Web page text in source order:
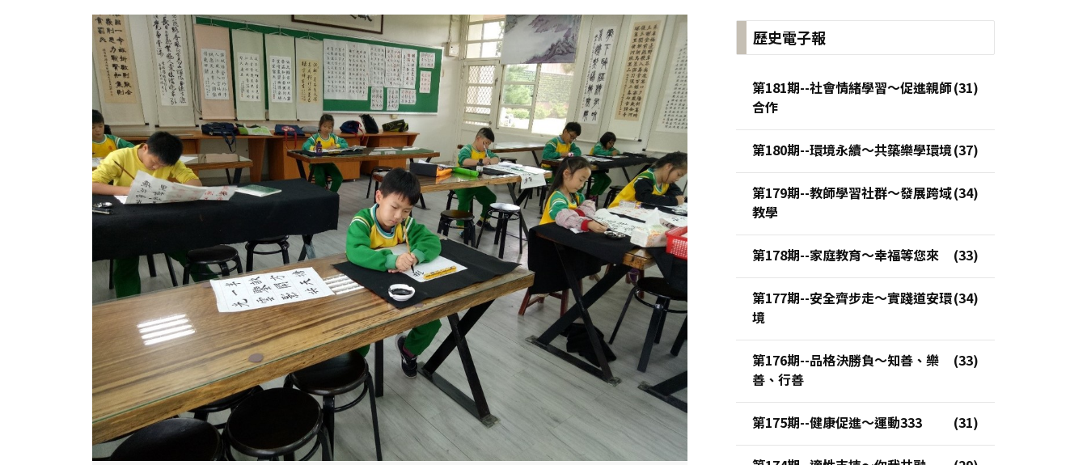
歷史電子報
第181期--社會情緒學習～促進親師
合作
第180期--環境永續～共築樂學環境
第179期--教師學習社群～發展跨域
教學
第178期--家庭教育～幸福等您來
第177期--安全齊步走～實踐道安環
境
第176期--品格決勝負～知善、樂
善、行善
第175期--健康促進～運動333